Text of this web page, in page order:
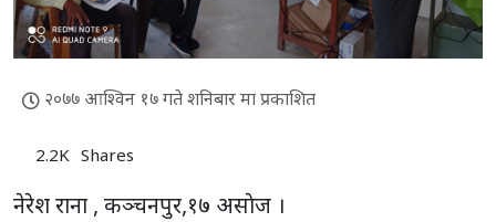
२०७७ आश्विन १७ गते शनिबार मा प्रकाशित
2.2K Shares
नेरेश राना , कञ्चनपुर,१७ असाेज ।